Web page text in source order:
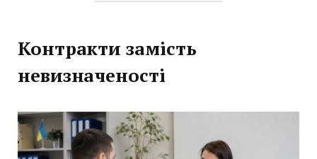
Контракти замість
невизначеності